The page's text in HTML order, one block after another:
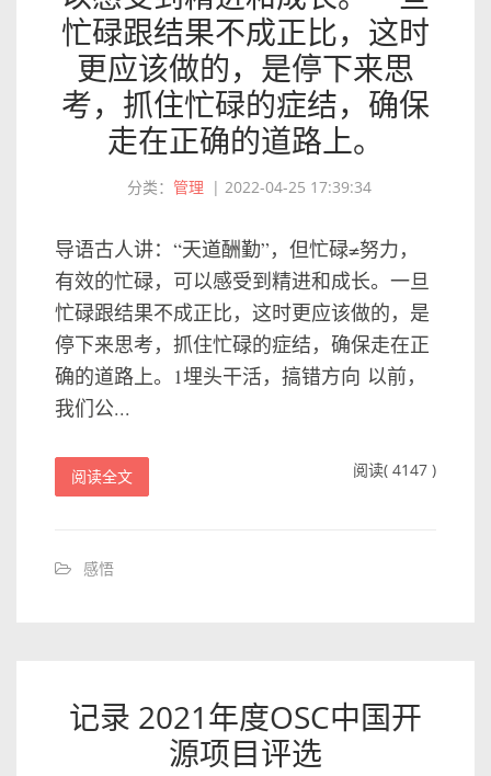
忙碌跟结果不成正比，这时
更应该做的，是停下来思
考，抓住忙碌的症结，确保
走在正确的道路上。
分类： 管理 | 2022-04-25 17:39:34
导语古人讲：“天道酬勤”，但忙碌≠努力，
有效的忙碌，可以感受到精进和成长。一旦
忙碌跟结果不成正比，这时更应该做的，是
停下来思考，抓住忙碌的症结，确保走在正
确的道路上。1埋头干活，搞错方向 以前，
我们公...
阅读全文 阅读( 4147 )
感悟
记录 2021年度OSC中国开
源项目评选